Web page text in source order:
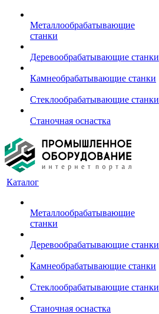
Металлообрабатывающие
станки
Деревообрабатывающие станки
Камнеобрабатывающие станки
Стеклообрабатывающие станки
Станочная оснастка
Каталог
Металлообрабатывающие
станки
Деревообрабатывающие станки
Камнеобрабатывающие станки
Стеклообрабатывающие станки
Станочная оснастка